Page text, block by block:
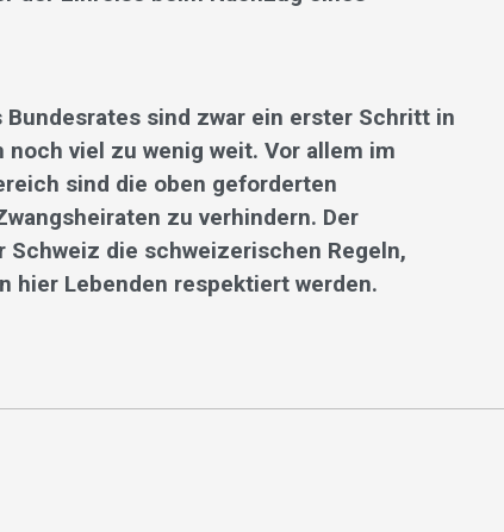
sind zwar ein erster Schritt in
viel zu wenig weit. Vor allem im
sind die oben geforderten
zu verhindern. Der
die schweizerischen Regeln,
hier Lebenden respektiert werden.